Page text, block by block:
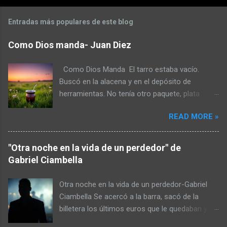
Entradas más populares de este blog
Como Dios manda- Juan Diez
Como Dios Manda El tarro estaba vacío.
Buscó en la alacena y en el depósito de
herramientas. No tenía otro paquete, plata
en el gallinero había más gastos que huevos.
No iba a caminar hasta lo de don Toro para
pedir a esa hora. No fuera cosa que lo recibiera
a escopetazos pensando que era un ladrón.
escupió tres al hilo para mejorar el sabor. No
estaba conforme y pensó en endulzarlo pero
tenía poco azúcar. Pagar la deuda con la
READ MORE »
"Otra noche en la vida de un perdedor" de
Gabriel Ciambella
Otra noche en la vida de un perdedor-Gabriel
Ciambella Se acercó a la barra, sacó de la
billetera los últimos euros que le quedaban y se